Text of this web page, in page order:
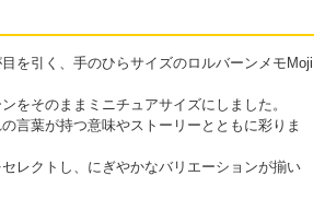
を引く、手のひらサイズのロルバーンメモMoji
をそのままミニチュアサイズにしました。
言葉が持つ意味やストーリーとともに彩りま
レクトし、にぎやかなバリエーションが揃い